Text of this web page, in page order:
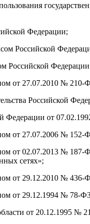
Федерации;
Российской
Российской
от 27.07.2010 № 210-
Российской
Федерации от
от 27.07.2006 № 152-
от 02.07.2013 № 187-
сетях»;
от 29.12.2010 №
от 29.12.1994 № 78-
от 20.12.1995 №